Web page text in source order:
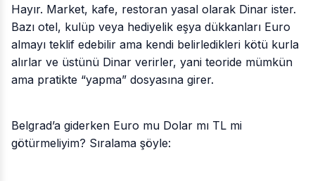
Hayır. Market, kafe, restoran yasal olarak Dinar ister.
Bazı otel, kulüp veya hediyelik eşya dükkanları Euro
almayı teklif edebilir ama kendi belirledikleri kötü kurla
alırlar ve üstünü Dinar verirler, yani teoride mümkün
ama pratikte “yapma” dosyasına girer.​
Belgrad’a giderken Euro mu Dolar mı TL mi
götürmeliyim? Sıralama şöyle:​